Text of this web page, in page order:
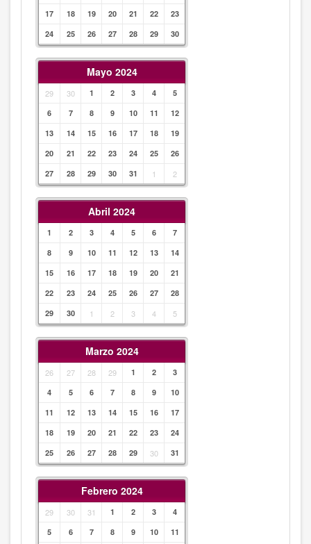
17
18 19 20 21 22
23
24
25 26 27 28 29 30
Mayo 2024
29 30 1 2 3 4
5
6
7 8 9 10 11
12
13
14 15 16 17 18
19
20
21 22 23 24 25
26
27
28 29 30 31 1 2
Abril 2024
1 2 3 4 5 6
7
8
9 10 11 12 13
14
15
16 17 18 19 20
21
22
23 24 25 26 27
28
29
30 1 2 3 4 5
Marzo 2024
26 27 28 29 1 2
3
4
5 6 7 8 9
10
11
12 13 14 15 16
17
18
19 20 21 22 23
24
25
26 27 28 29 30 31
Febrero 2024
29 30 31 1 2 3
4
5
6 7 8 9 10
11